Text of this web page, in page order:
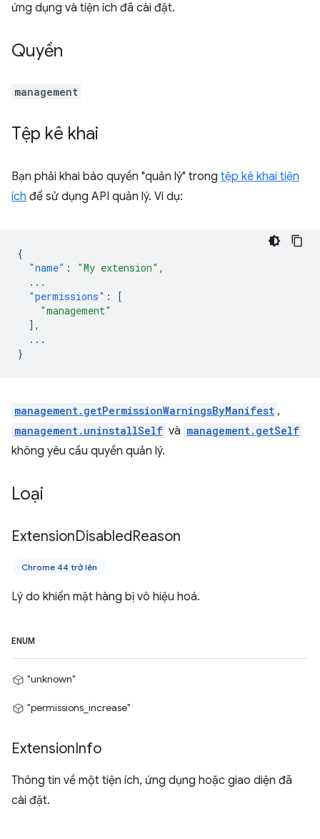
ứng dụng và tiện ích đã cài đặt.
Quyền
management
Tệp kê khai
Bạn phải khai báo quyền "quản lý" trong tệp kê khai tiện
ích để sử dụng API quản lý. Ví dụ:
{
"name" : "My extension" ,
...
"permissions" :
[
"management"
],
...
}
management.getPermissionWarningsByManifest ,
management.uninstallSelf và management.getSelf
không yêu cầu quyền quản lý.
Loại
ExtensionDisabledReason
Chrome 44 trở lên
Lý do khiến mặt hàng bị vô hiệu hoá.
ENUM
"unknown"
"permissions_increase"
ExtensionInfo
Thông tin về một tiện ích, ứng dụng hoặc giao diện đã
cài đặt.